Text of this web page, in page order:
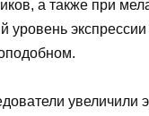
а также при
увеличили